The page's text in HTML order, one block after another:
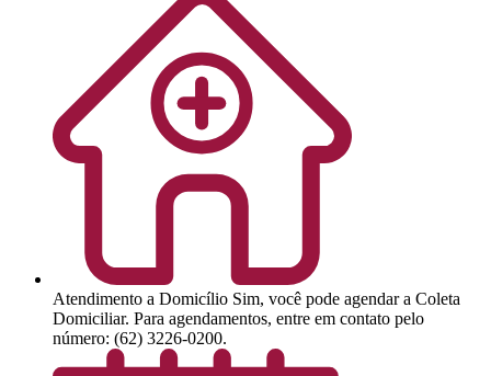
Atendimento a Domicílio Sim, você pode agendar a Coleta
Domiciliar. Para agendamentos, entre em contato pelo
número: (62) 3226-0200.